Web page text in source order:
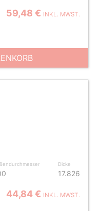
59,48 € INKL. MWST.
Dicke
17.826
44,84 € INKL. MWST.